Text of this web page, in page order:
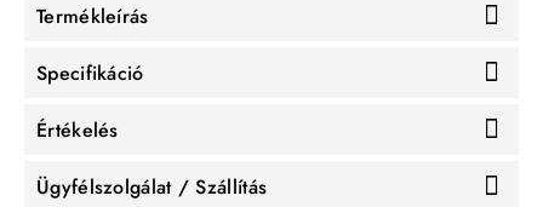
Termékleírás
Specifikáció
Értékelés
Ügyfélszolgálat / Szállítás